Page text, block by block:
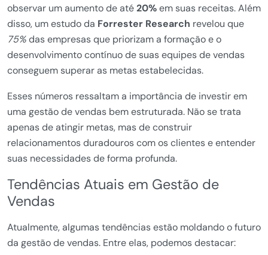
observar um aumento de até20%em suas receitas. Além
disso, um estudo da Forrester Research revelou que
75%das empresas que priorizam a formação e o
desenvolvimento contínuo de suas equipes de vendas
conseguem superar as metas estabelecidas.
Esses números ressaltam a importância de investir em
uma gestão de vendas bem estruturada. Não se trata
apenas de atingir metas, mas de construir
relacionamentos duradouros com os clientes e entender
suas necessidades de forma profunda.
Tendências Atuais em Gestão de
Vendas
Atualmente, algumas tendências estão moldando o futuro
da gestão de vendas. Entre elas, podemos destacar: